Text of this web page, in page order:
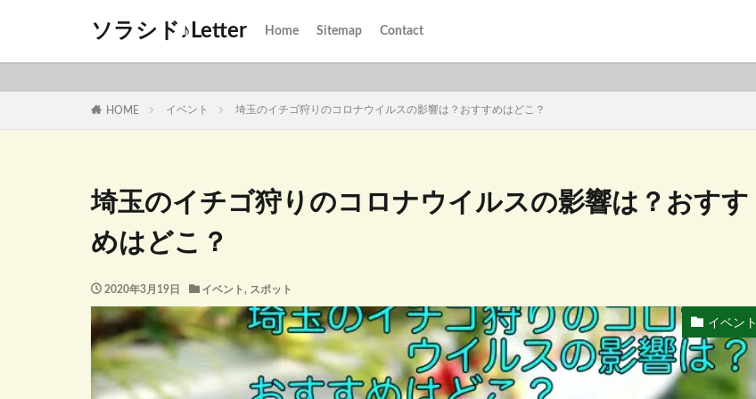
ソラシド♪Letter Home Sitemap Contact
HOME イベント 埼玉のイチゴ狩りのコロナウイルスの影響は？おすすめはどこ？
埼玉のイチゴ狩りのコロナウイルスの影響は？おすす
めはどこ？
2020年3月19日 イベント, スポット
イベント